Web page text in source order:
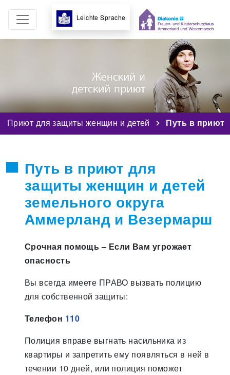
Приют для защиты женщин и детей Путь в приют
Путь в приют для
защиты женщин и детей
земельного округа
Аммерланд и Везермарш
Срочная помощь – Если Вам угрожает
опасность
Вы всегда имеете ПРАВО вызвать полицию
для собственной защиты:
Телефон 110
Полиция вправе выгнать насильника из
квартиры и запретить ему появляться в ней в
течении 10 дней, или полиция поможет
Leichte Sprache